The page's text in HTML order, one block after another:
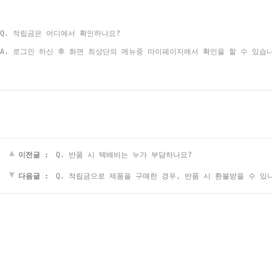
​Q. 적립금은 어디에서 확인하나요?
A. 로그인 하신 후 화면 최상단의 메뉴중 마이페이지에서 확인을 할 수 있습
이전글 : Q. 반품 시 택배비는 누가 부담하나요?
다음글 : Q. 적립금으로 제품을 구매한 경우, 반품 시 환불받을 수 있